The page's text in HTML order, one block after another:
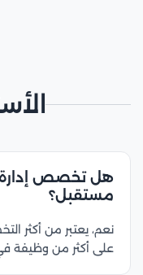
هل تخصص إدارة
مستقبل؟
نعم، يعتبر من أكثر
على أكثر من وظيفة